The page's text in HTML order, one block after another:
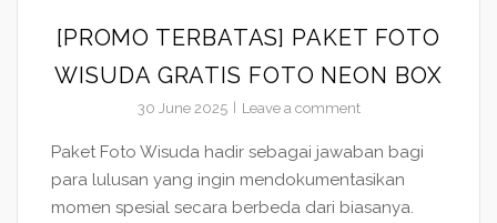
[PROMO TERBATAS] PAKET FOTO
WISUDA GRATIS FOTO NEON BOX
30 June 2025 Leave a comment
Paket Foto Wisuda hadir sebagai jawaban bagi
para lulusan yang ingin mendokumentasikan
momen spesial secara berbeda dari biasanya.